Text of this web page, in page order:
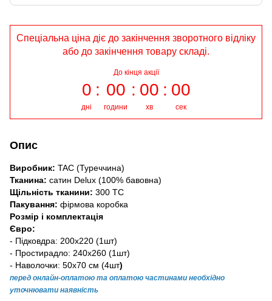
Спеціальна ціна діє до закінчення зворотного відліку
або до закінчення товару складі.
До кінця акції
0
дні
00
години
00
хв
00
сек
Опис
Виробник: TAC (Туреччина)
Тканина: сатин Delux (100% бавовна)
Щільність тканини: 300 TC
Пакування: фірмова коробка
Розмір і комплектація
Євро:
- Підковдра: 200х220 (1шт)
- Простирадло: 240x260 (1шт)
- Наволочки: 50x70 см (4шт)
перед онлайн-оплатою та оплатою частинами необхідно
уточнювати наявність